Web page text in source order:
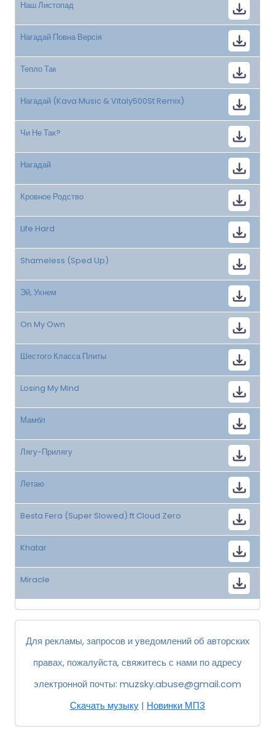
Наш Листопад
Нагадай Повна Версія
Тепло Так
Нагадай (Kava Music & Vitaly500St Remix)
Чи Не Так?
Нагадай
Кровное Родство
Life Hard
Shameless (Sped Up)
Эй, Ухнем
On My Own
Шестого Класса Плиты
Losing My Mind
Мамбл
Лягу-Прилягу
Летаю
Besta Fera (Super Slowed) ft Cloud Zero
Khatar
Miracle
Для рекламы, запросов и уведомлений об авторских
правах, пожалуйста, свяжитесь с нами по адресу
электронной почты: muzsky.abuse@gmail.com
Скачать музыку | Новинки МП3